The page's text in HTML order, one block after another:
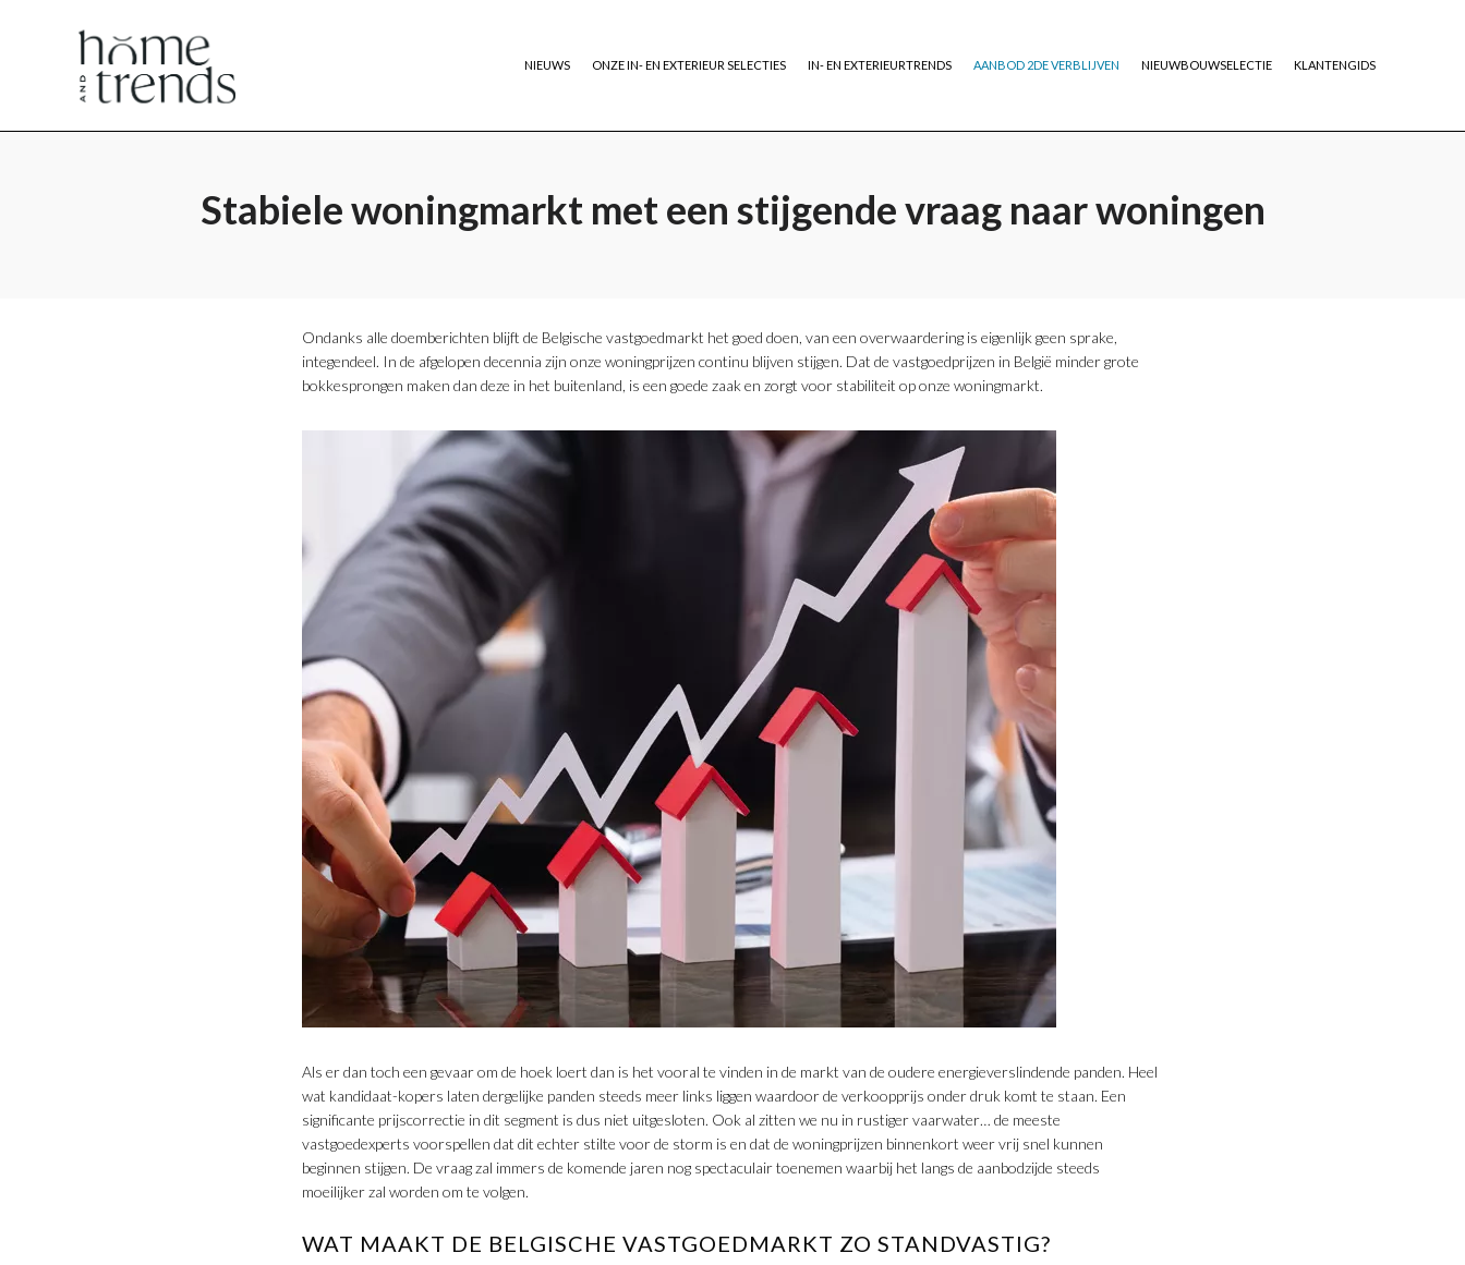
Home
Home NIEUWS ONZE IN- EN EXTERIEUR SELECTIES IN- EN EXTERIEURTRENDS AANBOD 2DE VERBLIJVEN NIEUWBOUWSELECTIE KLANTENGIDS
Stabiele woningmarkt met een stijgende vraag naar woningen
Ondanks alle doemberichten blijft de Belgische vastgoedmarkt het goed doen, van een overwaardering is eigenlijk geen sprake,
integendeel. In de afgelopen decennia zijn onze woningprijzen continu blijven stijgen. Dat de vastgoedprijzen in België minder grote
bokkesprongen maken dan deze in het buitenland, is een goede zaak en zorgt voor stabiliteit op onze woningmarkt.
Als er dan toch een gevaar om de hoek loert dan is het vooral te vinden in de markt van de oudere energieverslindende panden. Heel
wat kandidaat-kopers laten dergelijke panden steeds meer links liggen waardoor de verkoopprijs onder druk komt te staan. Een
significante prijscorrectie in dit segment is dus niet uitgesloten. Ook al zitten we nu in rustiger vaarwater… de meeste
vastgoedexperts voorspellen dat dit echter stilte voor de storm is en dat de woningprijzen binnenkort weer vrij snel kunnen
beginnen stijgen. De vraag zal immers de komende jaren nog spectaculair toenemen waarbij het langs de aanbodzijde steeds
moeilijker zal worden om te volgen.
WAT MAAKT DE BELGISCHE VASTGOEDMARKT ZO STANDVASTIG?